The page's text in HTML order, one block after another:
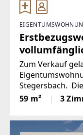
Zum Verkauf
Stegersbach.
soeben
anderem
59 m² 3